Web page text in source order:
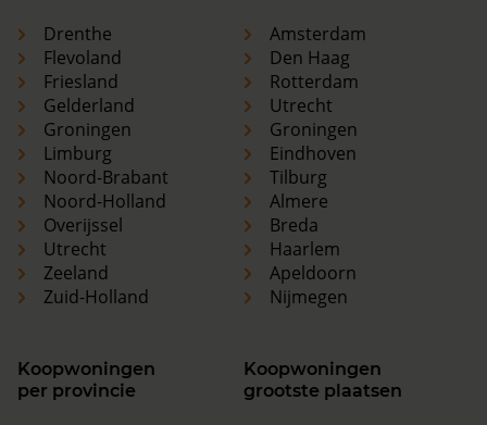
Drenthe
Flevoland
Friesland
Gelderland
Groningen
Limburg
Noord-Brabant
Noord-Holland
Overijssel
Utrecht
Zeeland
Zuid-Holland
Amsterdam
Den Haag
Rotterdam
Utrecht
Groningen
Eindhoven
Tilburg
Almere
Breda
Haarlem
Apeldoorn
Nijmegen
Koopwoningen
per provincie
Koopwoningen
grootste plaatsen